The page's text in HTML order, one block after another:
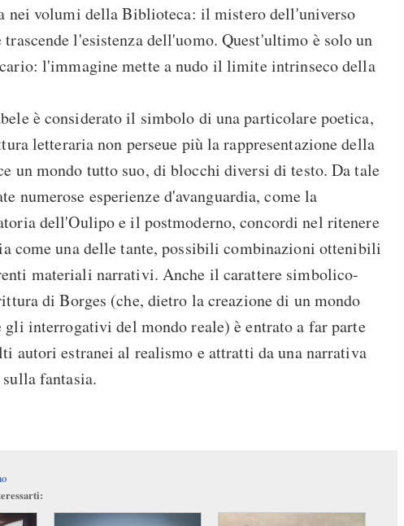
nei volumi della Biblioteca: il mistero dell'universo
l'esistenza dell'uomo. Quest'ultimo è solo un
l'immagine mette a nudo il limite intrinseco della
è considerato il simbolo di una particolare poetica,
letteraria non perseue più la rappresentazione della
un mondo tutto suo, di blocchi diversi di testo. Da tale
numerose esperienze d'avanguardia, come la
dell'Oulipo e il postmoderno, concordi nel ritenere
come una delle tante, possibili combinazioni ottenibili
materiali narrativi. Anche il carattere simbolico-
di Borges (che, dietro la creazione di un mondo
gli interrogativi del mondo reale) è entrato a far parte
autori estranei al realismo e attratti da una narrativa
fantasia.